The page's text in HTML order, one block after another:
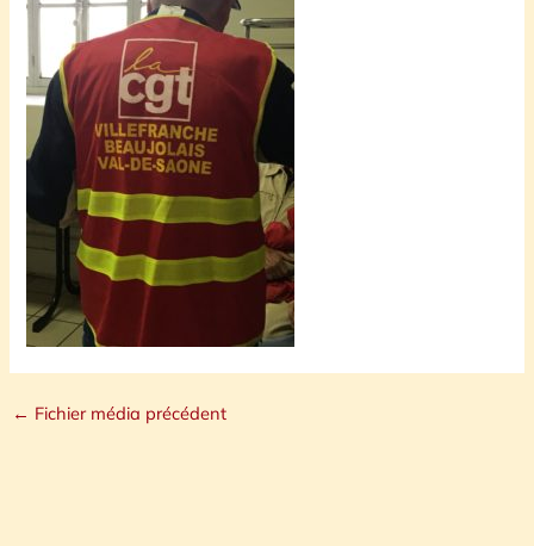
← Fichier média précédent